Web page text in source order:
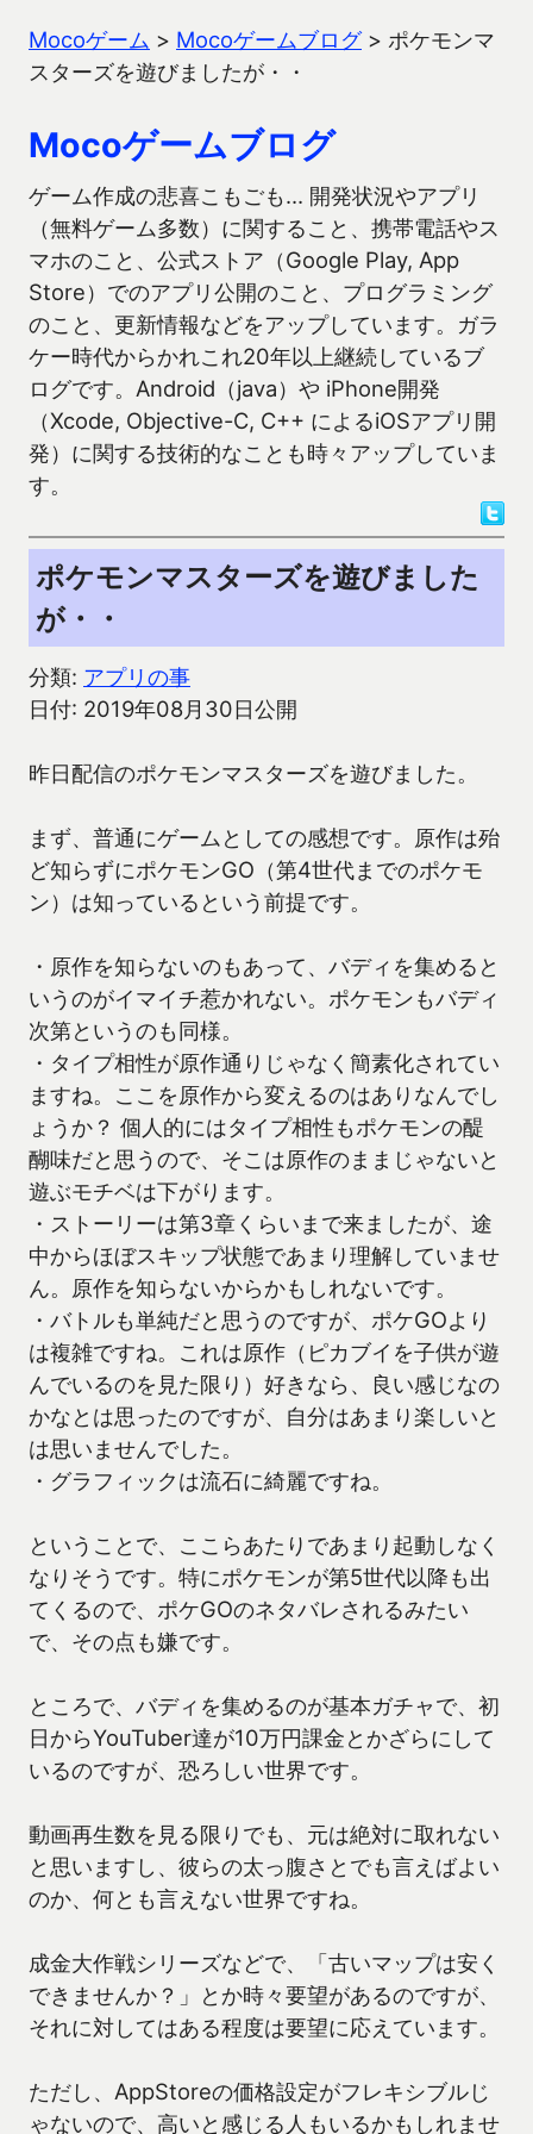
Mocoゲーム > Mocoゲームブログ> ポケモンマ
スターズを遊びましたが・・
Mocoゲームブログ
ゲーム作成の悲喜こもごも… 開発状況やアプリ
（無料ゲーム多数）に関すること、携帯電話やス
マホのこと、公式ストア（Google Play, App
Store）でのアプリ公開のこと、プログラミング
のこと、更新情報などをアップしています。ガラ
ケー時代からかれこれ20年以上継続しているブ
ログです。Android（java）や iPhone開発
（Xcode, Objective-C, C++ によるiOSアプリ開
発）に関する技術的なことも時々アップしていま
す。
ポケモンマスターズを遊びました
が・・
分類: アプリの事
日付: 2019年08月30日公開
昨日配信のポケモンマスターズを遊びました。
まず、普通にゲームとしての感想です。原作は殆
ど知らずにポケモンGO（第4世代までのポケモ
ン）は知っているという前提です。
・原作を知らないのもあって、バディを集めると
いうのがイマイチ惹かれない。ポケモンもバディ
次第というのも同様。
・タイプ相性が原作通りじゃなく簡素化されてい
ますね。ここを原作から変えるのはありなんでし
ょうか？ 個人的にはタイプ相性もポケモンの醍
醐味だと思うので、そこは原作のままじゃないと
遊ぶモチベは下がります。
・ストーリーは第3章くらいまで来ましたが、途
中からほぼスキップ状態であまり理解していませ
ん。原作を知らないからかもしれないです。
・バトルも単純だと思うのですが、ポケGOより
は複雑ですね。これは原作（ピカブイを子供が遊
んでいるのを見た限り）好きなら、良い感じなの
かなとは思ったのですが、自分はあまり楽しいと
は思いませんでした。
・グラフィックは流石に綺麗ですね。
ということで、ここらあたりであまり起動しなく
なりそうです。特にポケモンが第5世代以降も出
てくるので、ポケGOのネタバレされるみたい
で、その点も嫌です。
ところで、バディを集めるのが基本ガチャで、初
日からYouTuber達が10万円課金とかざらにして
いるのですが、恐ろしい世界です。
動画再生数を見る限りでも、元は絶対に取れない
と思いますし、彼らの太っ腹さとでも言えばよい
のか、何とも言えない世界ですね。
成金大作戦シリーズなどで、「古いマップは安く
できませんか？」とか時々要望があるのですが、
それに対してはある程度は要望に応えています。
ただし、AppStoreの価格設定がフレキシブルじ
ゃないので、高いと感じる人もいるかもしれませ